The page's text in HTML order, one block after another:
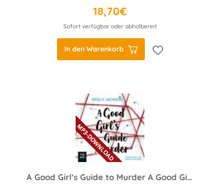
18,70€
Sofort verfügbar oder abholbereit
In den Warenkorb
A Good Girl's Guide to Murder A Good Girl's Guide to Murder Trilogie